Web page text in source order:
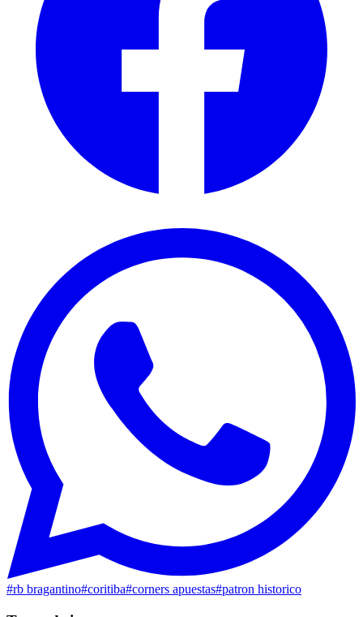
#rb bragantino#coritiba#corners apuestas#patron historico